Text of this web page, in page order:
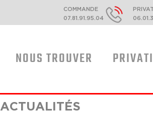
COMMANDE
07.81.91.95.04
NOUS TROUVER
ACTUALITÉS